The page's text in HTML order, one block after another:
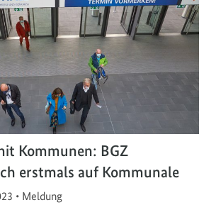
Kommunen: BGZ
erstmals auf Kommunale
• Meldung